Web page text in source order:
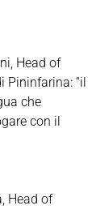
Head of
Pininfarina: “il
che
con il
Head of